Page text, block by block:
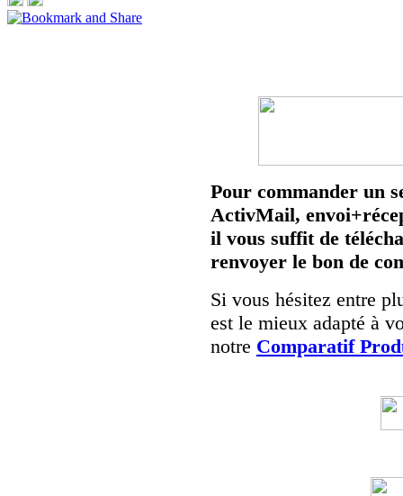
Pour commander un
ActivMail,
il vous suffit de
renvoyer le bon de
Si vous hésitez entre
est le mieux adapté à
notre Comparatif